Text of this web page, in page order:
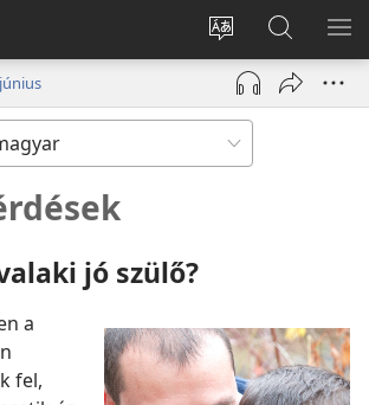
Oldal
nyelvének
megváltoztatása
Bejelentkezés
(opens
window)
Keresés
a jw.org
honlapon
jó szülő?
a
fel,